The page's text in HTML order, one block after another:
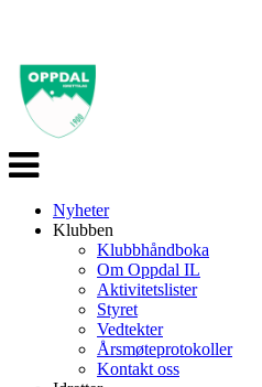
Veksle
navigasjon
Nyheter
Klubben
Klubbhåndboka
Om Oppdal IL
Aktivitetslister
Styret
Vedtekter
Årsmøteprotokoller
Kontakt oss